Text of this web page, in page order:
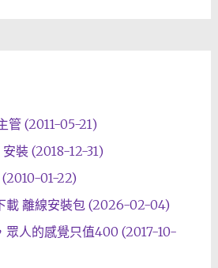
管 (2011-05-21)
裝 (2018-12-31)
01-22)
載 離線安裝包 (2026-02-04)
眾人的感覺只值400 (2017-10-